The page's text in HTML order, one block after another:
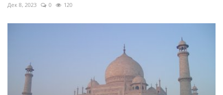
Дек 8, 2023 0 120